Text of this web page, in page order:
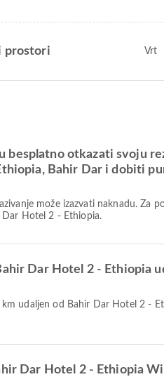
prostori Vrt
besplatno otkazati svoju
Bahir Dar i dobiti
može izazvati naknadu. Za
Dar Hotel 2 - Ethiopia.
Dar Hotel 2 - Ethiopia
km udaljen od Bahir Dar Hotel 2 -
Dar Hotel 2 - Ethiopia